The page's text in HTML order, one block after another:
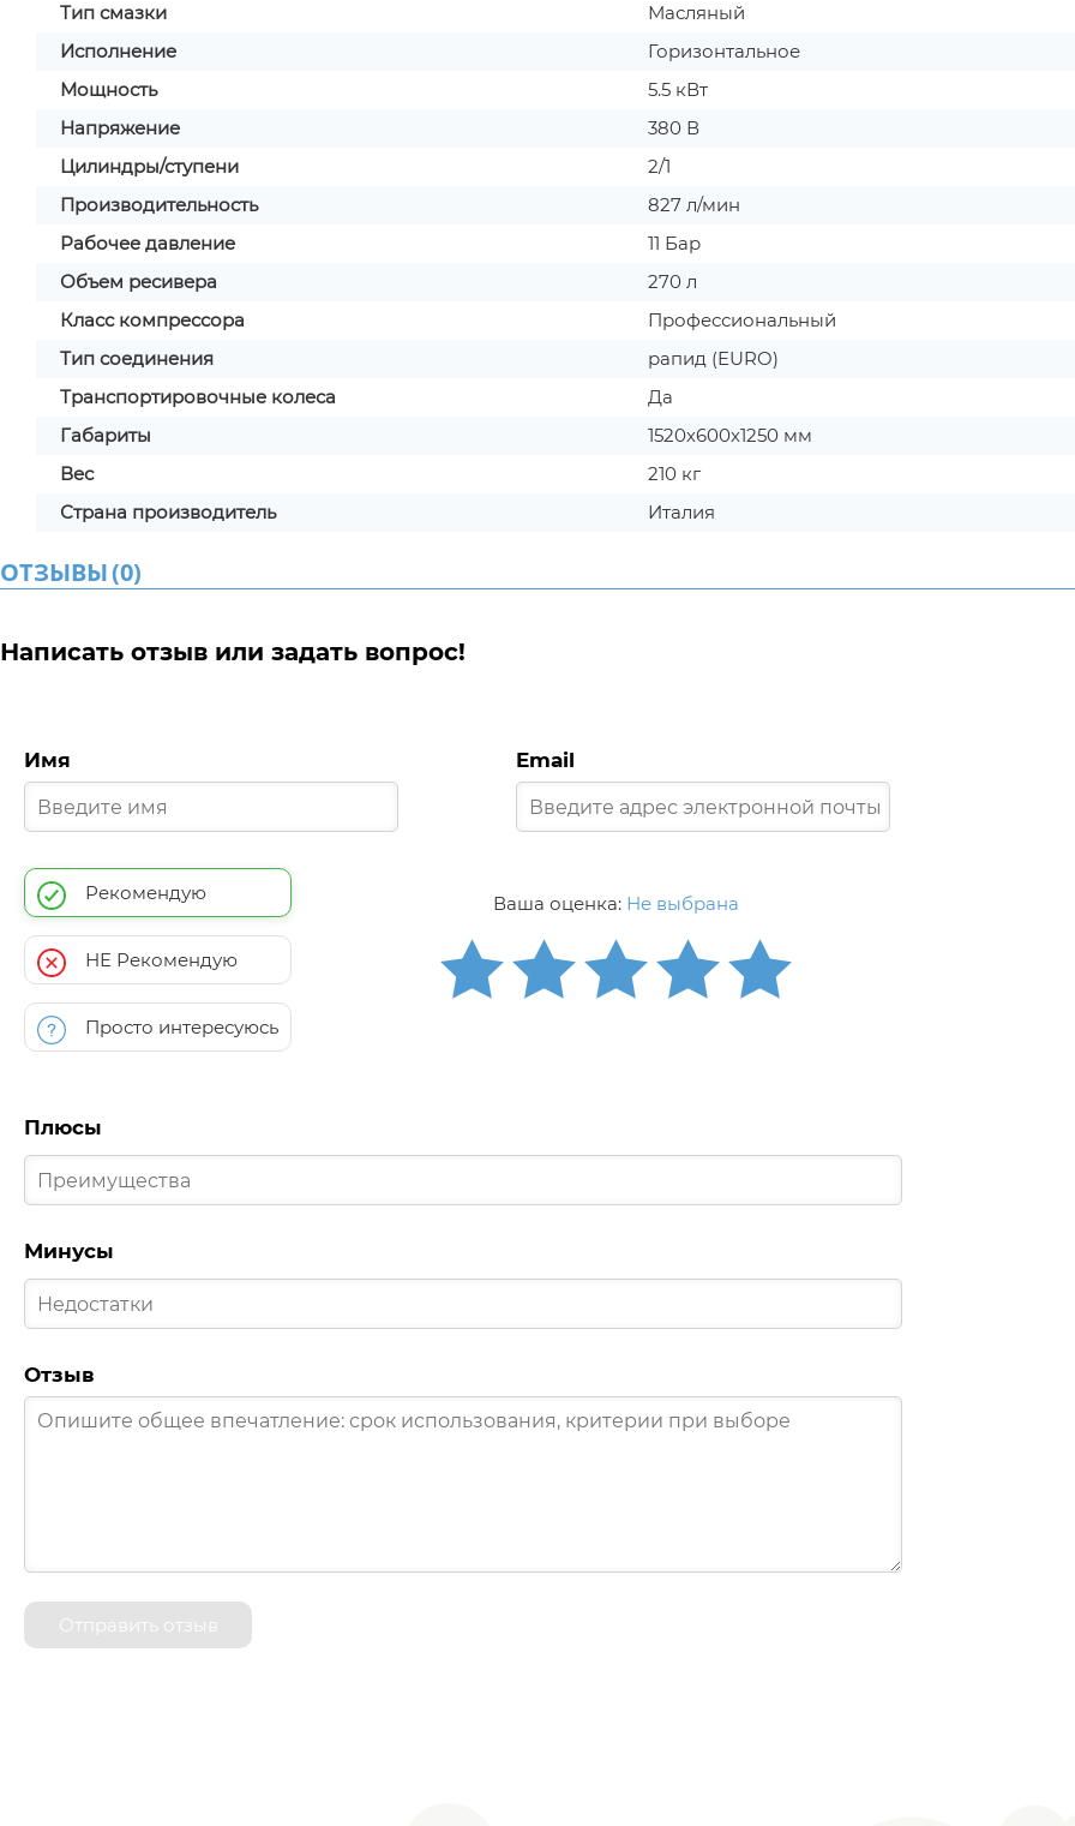
Тип смазки
Масляный
Исполнение
Горизонтальное
Мощность
5.5 кВт
Напряжение
380 В
Цилиндры/ступени
2/1
Производительность
827 л/мин
Рабочее давление
11 Бар
Объем ресивера
270 л
Класс компрессора
Профессиональный
Тип соединения
рапид (EURO)
Транспортировочные колеса
Да
Габариты
1520х600х1250 мм
Вес
210 кг
Страна производитель
Италия
ОТЗЫВЫ(0)
Написать отзыв или задать вопрос!
Имя Email
Рекомендую
НЕ Рекомендую
Просто интересуюсь
Ваша оценка: Не выбрана
Плюсы
Минусы
Отзыв
Отправить отзыв